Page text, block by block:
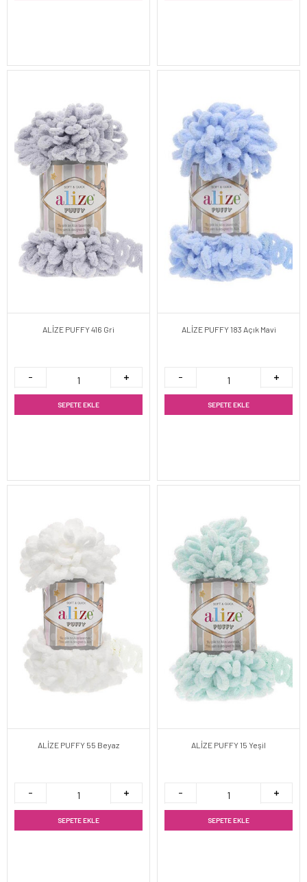
ALİZE PUFFY 416 Gri
SEPETE EKLE
ALİZE PUFFY 183 Açık Mavi
SEPETE EKLE
ALİZE PUFFY 55 Beyaz
SEPETE EKLE
ALİZE PUFFY 15 Yeşil
SEPETE EKLE